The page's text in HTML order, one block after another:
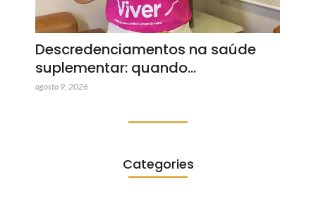
Descredenciamentos na saúde
suplementar: quando…
agosto 9, 2026
Categories